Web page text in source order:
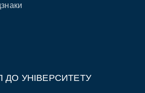
ДО УНІВЕРСИТЕТУ